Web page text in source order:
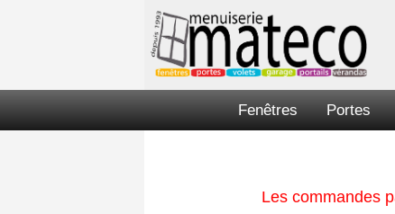
Fenêtres Portes
Les commandes